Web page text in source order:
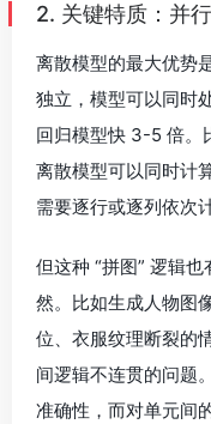
2. 关键特质：并
离散模型的最大优势
独立，模型可以同时
回归模型快 3-5 倍。
离散模型可以同时计
需要逐行或逐列依次计
但这种 “拼图” 逻辑
然。比如生成人物图
位、衣服纹理断裂的
间逻辑不连贯的问题
准确性，而对单元间